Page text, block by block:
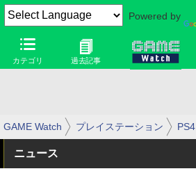
Powered by
カテゴリ 過去記事
GAME Watch プレイステーション PS4
ニュース